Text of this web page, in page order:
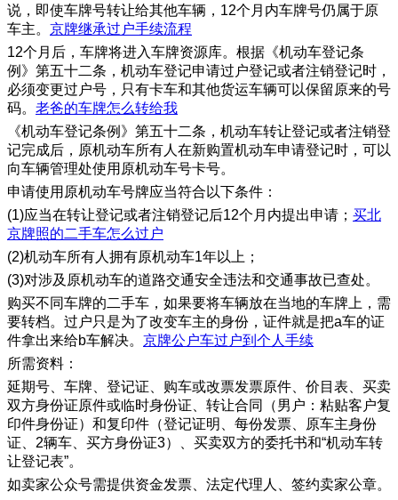
说，即使车牌号转让给其他车辆，12个月内车牌号仍属于原
车主。 京牌继承过户手续流程
12个月后，车牌将进入车牌资源库。根据《机动车登记条
例》第五十二条，机动车登记申请过户登记或者注销登记时，
必须变更过户号，只有卡车和其他货运车辆可以保留原来的号
码。 老爸的车牌怎么转给我
《机动车登记条例》第五十二条，机动车转让登记或者注销登
记完成后，原机动车所有人在新购置机动车申请登记时，可以
向车辆管理处使用原机动车号卡号。
申请使用原机动车号牌应当符合以下条件：
(1)应当在转让登记或者注销登记后12个月内提出申请； 买北
京牌照的二手车怎么过户
(2)机动车所有人拥有原机动车1年以上；
(3)对涉及原机动车的道路交通安全违法和交通事故已查处。
购买不同车牌的二手车，如果要将车辆放在当地的车牌上，需
要转档。过户只是为了改变车主的身份，证件就是把a车的证
件拿出来给b车解决。 京牌公户车过户到个人手续
所需资料：
延期号、车牌、登记证、购车或改票发票原件、价目表、买卖
双方身份证原件或临时身份证、转让合同（男户：粘贴客户复
印件身份证）和复印件（登记证明、每份发票、原车主身份
证、2辆车、买方身份证3）、买卖双方的委托书和“机动车转
让登记表”。
如卖家公众号需提供资金发票、法定代理人、签约卖家公章。